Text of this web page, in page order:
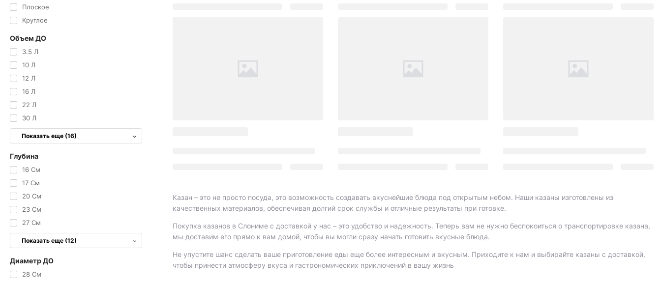
Плоское
Круглое
Объем ДО
3.5 Л
10 Л
12 Л
16 Л
22 Л
30 Л
Показать еще (16)
Глубина
16 См
17 См
20 См
23 См
27 См
Показать еще (12)
Диаметр ДО
28 См
Казан – это не просто посуда, это возможность создавать вкуснейшие блюда под открытым небом. Наши казаны изготовлены из
качественных материалов, обеспечивая долгий срок службы и отличные результаты при готовке.
Покупка казанов в Слониме с доставкой у нас – это удобство и надежность. Теперь вам не нужно беспокоиться о транспортировке казана,
мы доставим его прямо к вам домой, чтобы вы могли сразу начать готовить вкусные блюда.
Не упустите шанс сделать ваше приготовление еды еще более интересным и вкусным. Приходите к нам и выбирайте казаны с доставкой,
чтобы принести атмосферу вкуса и гастрономических приключений в вашу жизнь